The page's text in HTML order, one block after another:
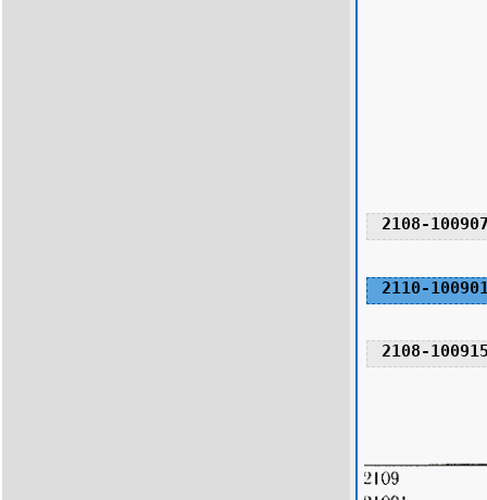
2108-
2108-
2110-